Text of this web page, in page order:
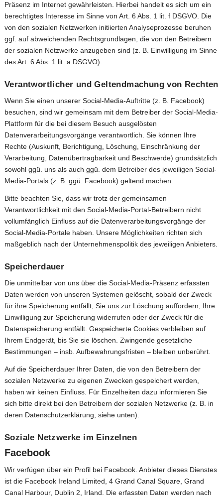
Präsenz im Internet gewährleisten. Hierbei handelt es sich um ein
berechtigtes Interesse im Sinne von Art. 6 Abs. 1 lit. f DSGVO. Die
von den sozialen Netzwerken initiierten Analyseprozesse beruhen
ggf. auf abweichenden Rechtsgrundlagen, die von den Betreibern
der sozialen Netzwerke anzugeben sind (z. B. Einwilligung im Sinne
des Art. 6 Abs. 1 lit. a DSGVO).
Verantwortlicher und Geltendmachung von Rechten
Wenn Sie einen unserer Social-Media-Auftritte (z. B. Facebook)
besuchen, sind wir gemeinsam mit dem Betreiber der Social-Media-
Plattform für die bei diesem Besuch ausgelösten
Datenverarbeitungsvorgänge verantwortlich. Sie können Ihre
Rechte (Auskunft, Berichtigung, Löschung, Einschränkung der
Verarbeitung, Datenübertragbarkeit und Beschwerde) grundsätzlich
sowohl ggü. uns als auch ggü. dem Betreiber des jeweiligen Social-
Media-Portals (z. B. ggü. Facebook) geltend machen.
Bitte beachten Sie, dass wir trotz der gemeinsamen
Verantwortlichkeit mit den Social-Media-Portal-Betreibern nicht
vollumfänglich Einfluss auf die Datenverarbeitungsvorgänge der
Social-Media-Portale haben. Unsere Möglichkeiten richten sich
maßgeblich nach der Unternehmenspolitik des jeweiligen Anbieters.
Speicherdauer
Die unmittelbar von uns über die Social-Media-Präsenz erfassten
Daten werden von unseren Systemen gelöscht, sobald der Zweck
für ihre Speicherung entfällt, Sie uns zur Löschung auffordern, Ihre
Einwilligung zur Speicherung widerrufen oder der Zweck für die
Datenspeicherung entfällt. Gespeicherte Cookies verbleiben auf
Ihrem Endgerät, bis Sie sie löschen. Zwingende gesetzliche
Bestimmungen – insb. Aufbewahrungsfristen – bleiben unberührt.
Auf die Speicherdauer Ihrer Daten, die von den Betreibern der
sozialen Netzwerke zu eigenen Zwecken gespeichert werden,
haben wir keinen Einfluss. Für Einzelheiten dazu informieren Sie
sich bitte direkt bei den Betreibern der sozialen Netzwerke (z. B. in
deren Datenschutzerklärung, siehe unten).
Soziale Netzwerke im Einzelnen
Facebook
Wir verfügen über ein Profil bei Facebook. Anbieter dieses Dienstes
ist die Facebook Ireland Limited, 4 Grand Canal Square, Grand
Canal Harbour, Dublin 2, Irland. Die erfassten Daten werden nach